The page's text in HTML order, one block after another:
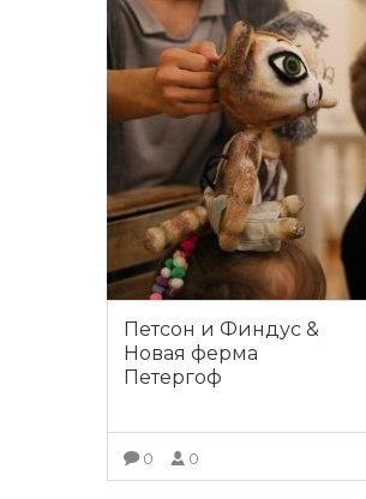
Петсон и Финдус &
Новая ферма
Петергоф
0 0